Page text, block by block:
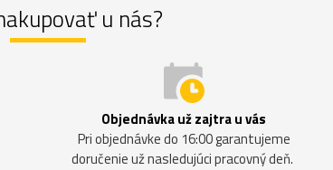
u nás?
Objednávka už zajtra u vás
Pri objednávke do 16:00 garantujeme
doručenie už nasledujúci pracovný deň.